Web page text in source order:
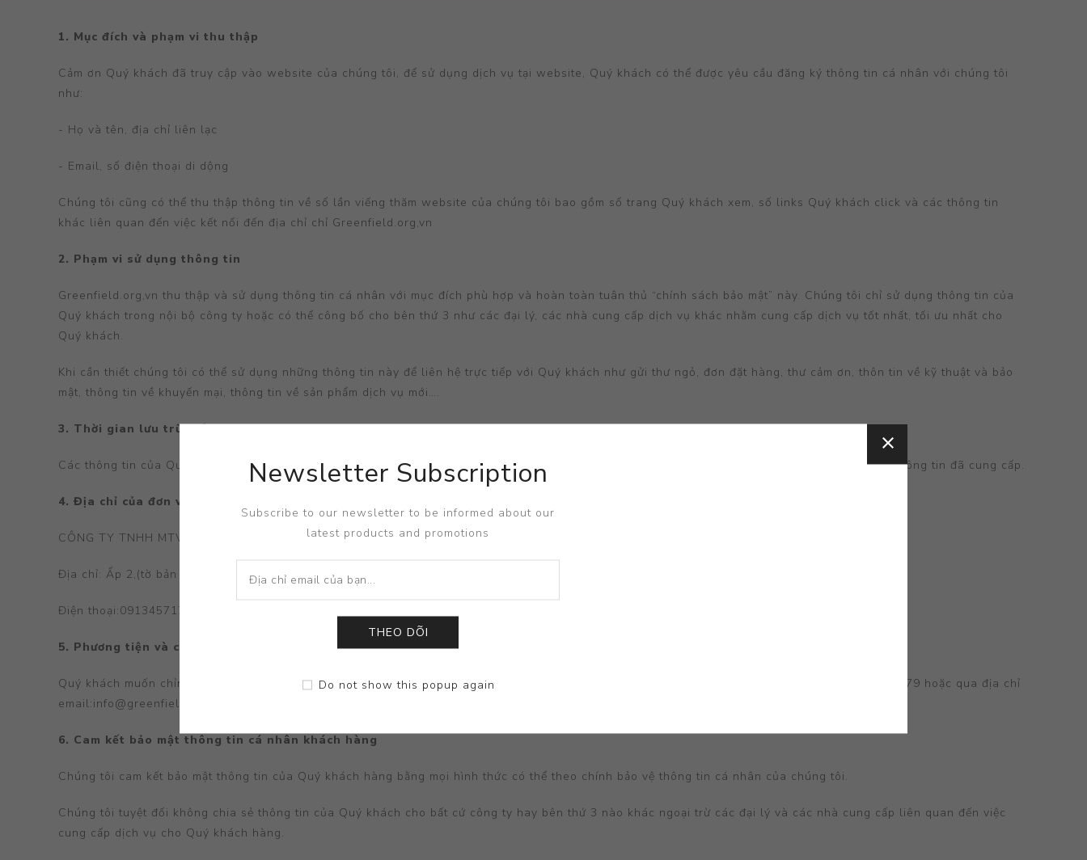
1. Mục đích và phạm vi thu thập
Cảm ơn Quý khách đã truy cập vào website của chúng tôi, để sử dụng dịch vụ tại website, Quý khách có thể được yêu cầu đăng ký thông tin cá nhân với chúng tôi
như:
- Họ và tên, địa chỉ liên lạc
- Email, số điện thoại di dộng
Chúng tôi cũng có thể thu thập thông tin về số lần viếng thăm website của chúng tôi bao gồm số trang Quý khách xem, số links Quý khách click và các thông tin
khác liên quan đến việc kết nối đến địa chỉ chỉ Greenfield.org,vn
2. Phạm vi sử dụng thông tin
Greenfield.org,vn thu thập và sử dụng thông tin cá nhân với mục đích phù hợp và hoàn toàn tuân thủ “chính sách bảo mật” này. Chúng tôi chỉ sử dụng thông tin của
Quý khách trong nội bộ công ty hoặc có thể công bố cho bên thứ 3 như các đại lý, các nhà cung cấp dịch vụ khác nhằm cung cấp dịch vụ tốt nhất, tối ưu nhất cho
Quý khách.
Khi cần thiết chúng tôi có thể sử dụng những thông tin này để liên hệ trực tiếp với Quý khách như gửi thư ngỏ, đơn đặt hàng, thư cảm ơn, thôn tin về kỹ thuật và bảo
mật, thông tin về khuyến mại, thông tin về sản phẩm dịch vụ mới….
3. Thời gian lưu trữ thông tin
Các thông tin của Quý khách hàng sẽ được lưu trữ trong hệ thống nội bộ của công ty chúng tôi cho đến khi Quý khách có yêu cầu hủy bỏ các thông tin đã cung cấp.
4. Địa chỉ của đơn vị thụ thập và quản lý thông tin cá nhân
CÔNG TY TNHH MTV SX TM DV XNK CÁNH ĐỒNG XANH
Địa chỉ: Ấp 2,(tờ bản đồ số 01,thửa đất số 1630),Xã Giao Long,Huyện Châu Thành,Tỉnh Bến Tre
Điện thoại:0913457179
5. Phương tiện và công cụ để người dùng tiếp cận và chỉnh sửa dữ liệu cá nhân
Quý khách muốn chỉnh sửa thông tin cá nhân của mình vui lòng liên hệ tổng đài chăm sóc khách hàng của chúng tôi qua số điện thoại:0913457179 hoặc qua địa chỉ
email:info@greenfield.com.vn
6. Cam kết bảo mật thông tin cá nhân khách hàng
Chúng tôi cam kết bảo mật thông tin của Quý khách hàng bằng mọi hình thức có thể theo chính bảo vệ thông tin cá nhân của chúng tôi.
Chúng tôi tuyệt đối không chia sẻ thông tin của Quý khách cho bất cứ công ty hay bên thứ 3 nào khác ngoại trừ các đại lý và các nhà cung cấp liên quan đến việc
cung cấp dịch vụ cho Quý khách hàng.
Newsletter Subscription
Subscribe to our newsletter to be informed about our
latest products and promotions
THEO DÕI
Do not show this popup again